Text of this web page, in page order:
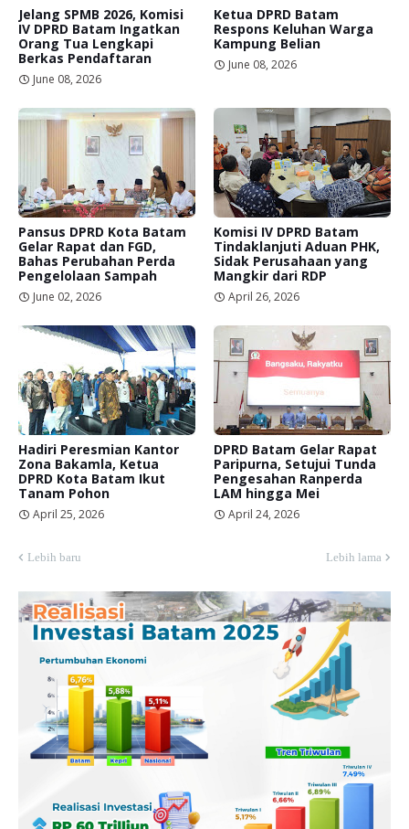
Jelang SPMB 2026, Komisi
IV DPRD Batam Ingatkan
Orang Tua Lengkapi
Berkas Pendaftaran
June 08, 2026
Ketua DPRD Batam
Respons Keluhan Warga
Kampung Belian
June 08, 2026
Pansus DPRD Kota Batam
Gelar Rapat dan FGD,
Bahas Perubahan Perda
Pengelolaan Sampah
June 02, 2026
Komisi IV DPRD Batam
Tindaklanjuti Aduan PHK,
Sidak Perusahaan yang
Mangkir dari RDP
April 26, 2026
Hadiri Peresmian Kantor
Zona Bakamla, Ketua
DPRD Kota Batam Ikut
Tanam Pohon
April 25, 2026
DPRD Batam Gelar Rapat
Paripurna, Setujui Tunda
Pengesahan Ranperda
LAM hingga Mei
April 24, 2026
Lebih baru Lebih lama